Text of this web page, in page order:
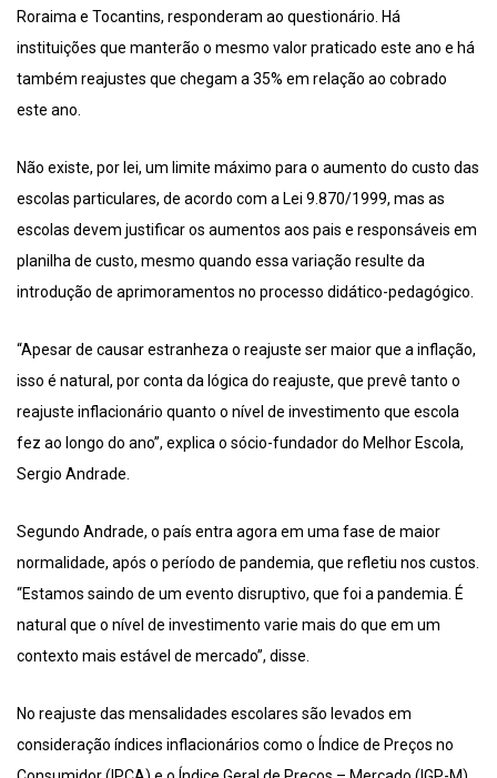
Roraima e Tocantins, responderam ao questionário. Há
instituições que manterão o mesmo valor praticado este ano e há
também reajustes que chegam a 35% em relação ao cobrado
este ano.
Não existe, por lei, um limite máximo para o aumento do custo das
escolas particulares, de acordo com a Lei 9.870/1999, mas as
escolas devem justificar os aumentos aos pais e responsáveis em
planilha de custo, mesmo quando essa variação resulte da
introdução de aprimoramentos no processo didático-pedagógico.
“Apesar de causar estranheza o reajuste ser maior que a inflação,
isso é natural, por conta da lógica do reajuste, que prevê tanto o
reajuste inflacionário quanto o nível de investimento que escola
fez ao longo do ano”, explica o sócio-fundador do Melhor Escola,
Sergio Andrade.
Segundo Andrade, o país entra agora em uma fase de maior
normalidade, após o período de pandemia, que refletiu nos custos.
“Estamos saindo de um evento disruptivo, que foi a pandemia. É
natural que o nível de investimento varie mais do que em um
contexto mais estável de mercado”, disse.
No reajuste das mensalidades escolares são levados em
consideração índices inflacionários como o Índice de Preços no